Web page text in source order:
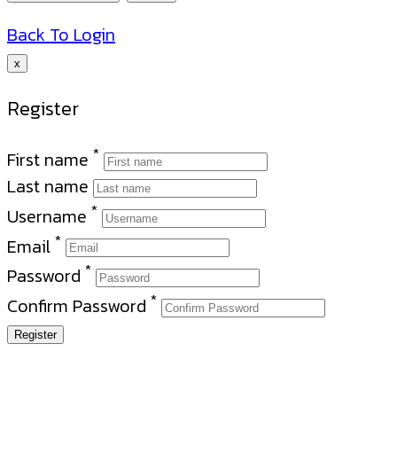
Back To Login
x
Register
First name *
Last name
Username *
Email *
Password *
Confirm Password *
Register